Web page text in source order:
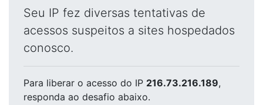
Seu IP fez diversas tentativas de
acessos suspeitos a sites hospedados
conosco.
Para liberar o acesso do IP 216.73.216.189,
responda ao desafio abaixo.